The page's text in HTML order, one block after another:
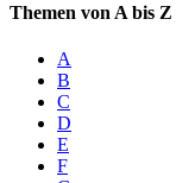
Themen von A bis Z
A
B
C
D
E
F